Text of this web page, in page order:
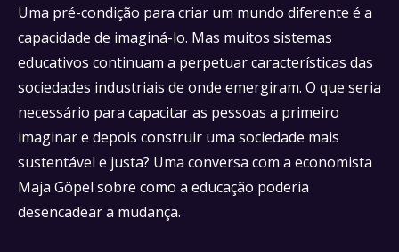
Uma pré-condição para criar um mundo diferente é a
capacidade de imaginá-lo. Mas muitos sistemas
educativos continuam a perpetuar características das
sociedades industriais de onde emergiram. O que seria
necessário para capacitar as pessoas a primeiro
imaginar e depois construir uma sociedade mais
sustentável e justa? Uma conversa com a economista
Maja Göpel sobre como a educação poderia
desencadear a mudança.